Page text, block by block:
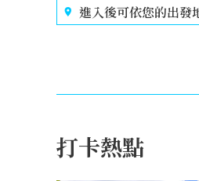
進入後可依您的出發
打卡熱點